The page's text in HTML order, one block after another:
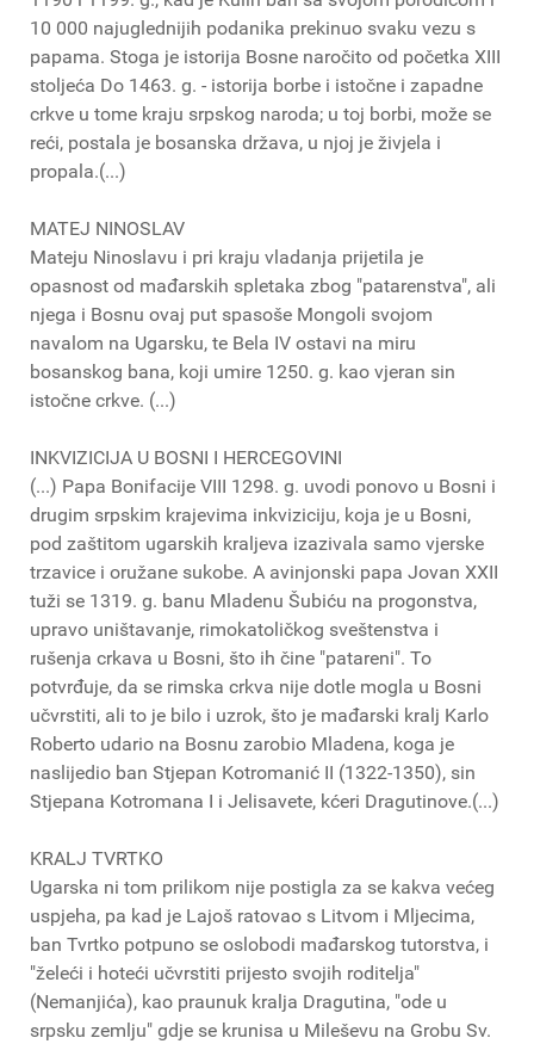
10 000 najuglednijih podanika prekinuo svaku vezu s
papama. Stoga je istorija Bosne naročito od početka XIII
stoljeća Do 1463. g. - istorija borbe i istočne i zapadne
crkve u tome kraju srpskog naroda; u toj borbi, može se
reći, postala je bosanska država, u njoj je živjela i
propala.(...)
MATEJ NINOSLAV
Mateju Ninoslavu i pri kraju vladanja prijetila je
opasnost od mađarskih spletaka zbog "patarenstva", ali
njega i Bosnu ovaj put spasoše Mongoli svojom
navalom na Ugarsku, te Bela IV ostavi na miru
bosanskog bana, koji umire 1250. g. kao vjeran sin
istočne crkve. (...)
INKVIZICIJA U BOSNI I HERCEGOVINI
(...) Papa Bonifacije VIII 1298. g. uvodi ponovo u Bosni i
drugim srpskim krajevima inkviziciju, koja je u Bosni,
pod zaštitom ugarskih kraljeva izazivala samo vjerske
trzavice i oružane sukobe. A avinjonski papa Jovan XXII
tuži se 1319. g. banu Mladenu Šubiću na progonstva,
upravo uništavanje, rimokatoličkog sveštenstva i
rušenja crkava u Bosni, što ih čine "patareni". To
potvrđuje, da se rimska crkva nije dotle mogla u Bosni
učvrstiti, ali to je bilo i uzrok, što je mađarski kralj Karlo
Roberto udario na Bosnu zarobio Mladena, koga je
naslijedio ban Stjepan Kotromanić II (1322-1350), sin
Stjepana Kotromana I i Jelisavete, kćeri Dragutinove.(...)
KRALJ TVRTKO
Ugarska ni tom prilikom nije postigla za se kakva većeg
uspjeha, pa kad je Lajoš ratovao s Litvom i Mljecima,
ban Tvrtko potpuno se oslobodi mađarskog tutorstva, i
"želeći i hoteći učvrstiti prijesto svojih roditelja"
(Nemanjića), kao praunuk kralja Dragutina, "ode u
srpsku zemlju" gdje se krunisa u Mileševu na Grobu Sv.